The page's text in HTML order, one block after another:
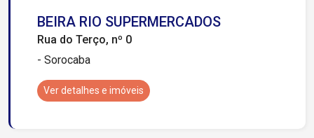
BEIRA RIO SUPERMERCADOS
Rua do Terço, nº 0
- Sorocaba
Ver detalhes e imóveis